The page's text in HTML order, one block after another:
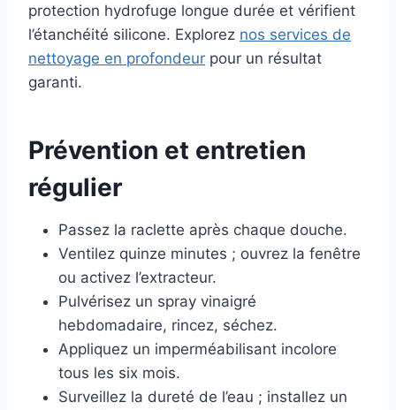
protection hydrofuge longue durée et vérifient
l’étanchéité silicone. Explorez nos services de
nettoyage en profondeur pour un résultat
garanti.
Prévention et entretien
régulier
Passez la raclette après chaque douche.
Ventilez quinze minutes ; ouvrez la fenêtre
ou activez l’extracteur.
Pulvérisez un spray vinaigré
hebdomadaire, rincez, séchez.
Appliquez un imperméabilisant incolore
tous les six mois.
Surveillez la dureté de l’eau ; installez un